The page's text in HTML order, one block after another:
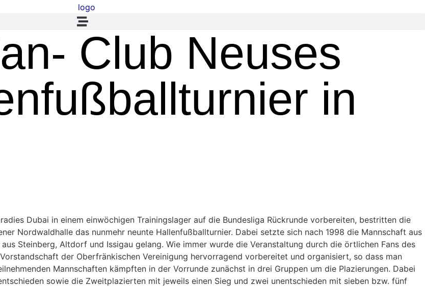
Club Neuses
in
Dubai in einem einwöchigen Trainingslager auf die Bundesliga Rückrunde vorbereiten, bestritten die
Nordwaldhalle das nunmehr neunte Hallenfußballturnier. Dabei setzte sich nach 1998 die Mannschaft aus
Steinberg, Altdorf und Issigau gelang. Wie immer wurde die Veranstaltung durch die örtlichen Fans des
der Oberfränkischen Vereinigung hervorragend vorbereitet und organisiert, so dass man
Mannschaften kämpften in der Vorrunde zunächst in drei Gruppen um die Plazierungen. Dabei
sowie die Zweitplazierten mit jeweils einen Sieg und zwei unentschieden mit sieben bzw. fünf